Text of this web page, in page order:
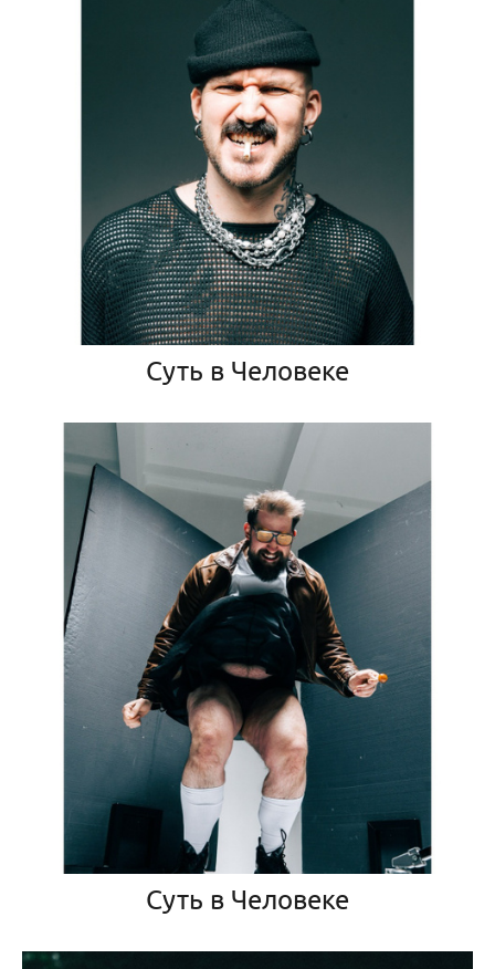
Суть в Человеке
Суть в Человеке